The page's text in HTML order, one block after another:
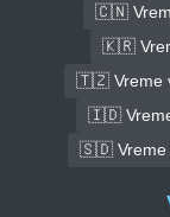
🇨🇳
🇰🇷
🇹🇿 Vreme
🇮🇩
🇸🇩 Vreme